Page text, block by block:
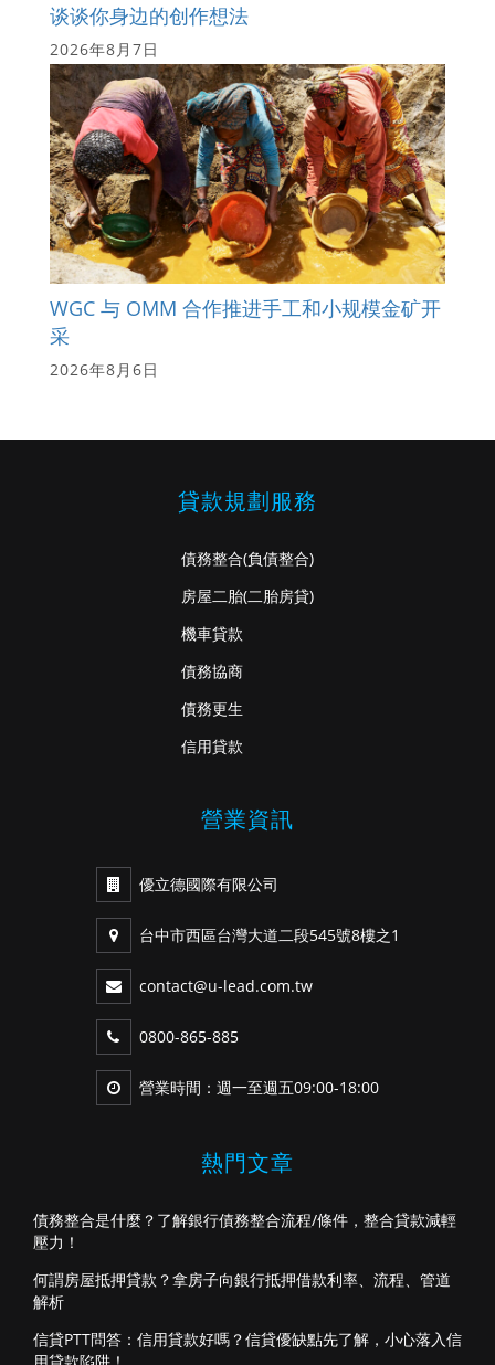
谈谈你身边的创作想法
2026年8月7日
WGC 与 OMM 合作推进手工和小规模金矿开
采
2026年8月6日
貸款規劃服務
債務整合(負債整合)
房屋二胎(二胎房貸)
機車貸款
債務協商
債務更生
信用貸款
營業資訊
優立德國際有限公司
台中市西區台灣大道二段545號8樓之1
contact@u-lead.com.tw
0800-865-885
營業時間：週一至週五09:00-18:00
熱門文章
債務整合是什麼？了解銀行債務整合流程/條件，整合貸款減輕
壓力！
何謂房屋抵押貸款？拿房子向銀行抵押借款利率、流程、管道
解析
信貸PTT問答：信用貸款好嗎？信貸優缺點先了解，小心落入信